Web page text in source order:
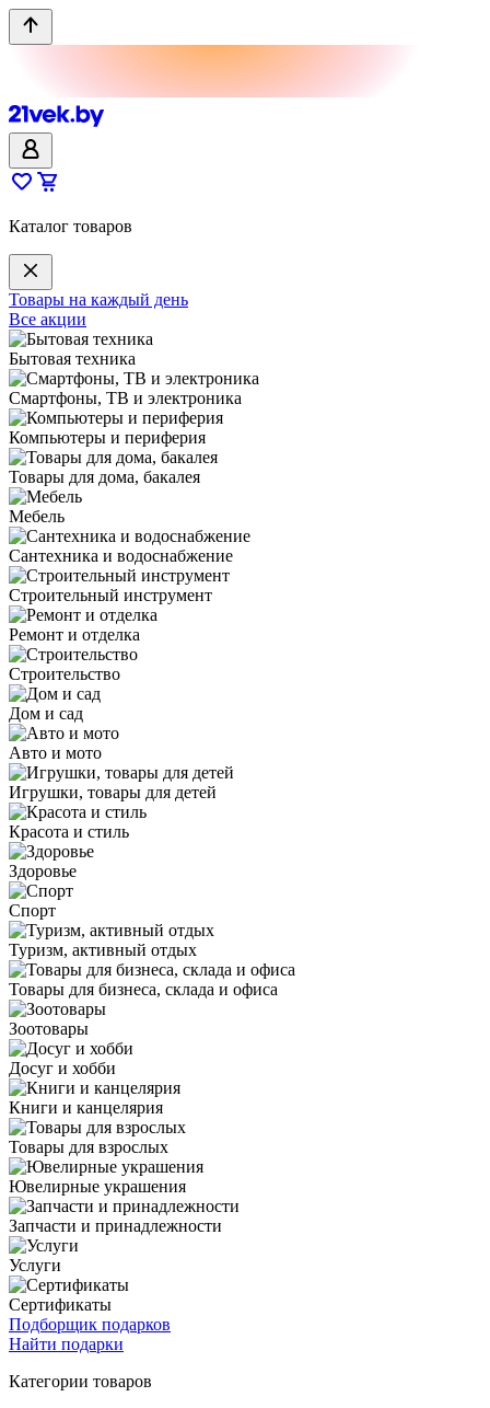
Каталог товаров
Товары на каждый день
Все акции
Бытовая техника
Смартфоны, ТВ и электроника
Компьютеры и периферия
Товары для дома, бакалея
Мебель
Сантехника и водоснабжение
Строительный инструмент
Ремонт и отделка
Строительство
Дом и сад
Авто и мото
Игрушки, товары для детей
Красота и стиль
Здоровье
Спорт
Туризм, активный отдых
Товары для бизнеса, склада и офиса
Зоотовары
Досуг и хобби
Книги и канцелярия
Товары для взрослых
Ювелирные украшения
Запчасти и принадлежности
Услуги
Сертификаты
Подборщик подарков
Найти подарки
Категории товаров